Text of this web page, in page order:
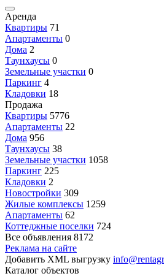
Аренда
Квартиры 71
Апартаменты 0
Дома 2
Таунхаусы 0
Земельные участки 0
Паркинг 4
Кладовки 18
Продажа
Квартиры 5776
Апартаменты 22
Дома 956
Таунхаусы 38
Земельные участки 1058
Паркинг 225
Кладовки 2
Новостройки 309
Жилые комплексы 1259
Апартаменты 62
Коттеджные поселки 724
Все объявления 8172
Реклама на сайте
Добавить XML выгрузку
Каталог объектов